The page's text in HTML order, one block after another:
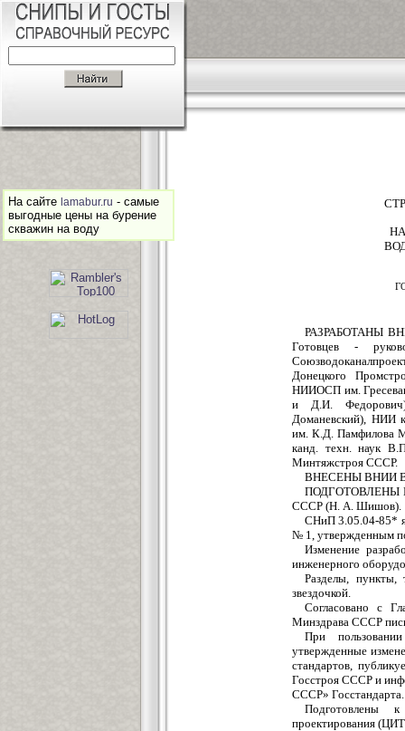
На сайте lamabur.ru - самые
выгодные цены на бурение
скважин на воду
РАЗРАБОТАНЫ
Готовцев -
Донецкого
НИИОСП им.
и Д.И.
Доманевский), НИИ
им. К.Д. Памфилова
канд. техн. наук
Минтяжстроя СССР.
ВНЕСЕНЫ ВНИИ
ПОДГОТОВЛЕНЫ К
СССР (Н. А. Шишов).
СНиП 3.05.04-85*
№ 1, утвержденным
Изменение
инженерного
Разделы, пункты,
звездочкой.
Согласовано с
Минздрава СССР
При
утвержденные
стандартов,
Госстроя СССР и
СССР» Госстандарта.
Подготовлены
проектирования